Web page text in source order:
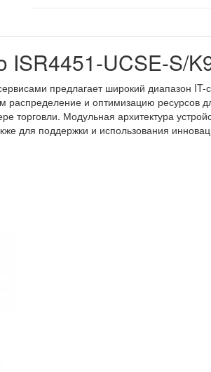
ISR4451-UCSE-S/
предлагает широкий диапазон
распределение и оптимизацию
торговли. Модульная архитектура
для поддержки и использования